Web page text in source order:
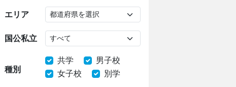
エリア
国公私立
種別
共学
男子校
女子校
別学